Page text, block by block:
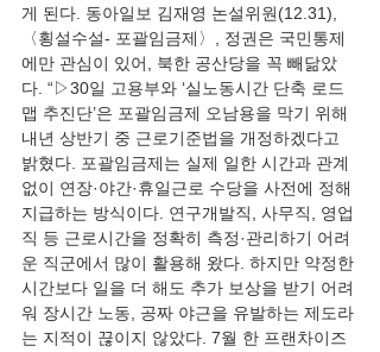
게 된다. 동아일보 김재영 논설위원(12.31),
〈횡설수설- 포괄임금제〉, 정권은 국민통제
에만 관심이 있어, 북한 공산당을 꼭 빼닮았
다. “▷30일 고용부와 ‘실노동시간 단축 로드
맵 추진단’은 포괄임금제 오남용을 막기 위해
내년 상반기 중 근로기준법을 개정하겠다고
밝혔다. 포괄임금제는 실제 일한 시간과 관계
없이 연장·야간·휴일근로 수당을 사전에 정해
지급하는 방식이다. 연구개발직, 사무직, 영업
직 등 근로시간을 정확히 측정·관리하기 어려
운 직군에서 많이 활용해 왔다. 하지만 약정한
시간보다 일을 더 해도 추가 보상을 받기 어려
워 장시간 노동, 공짜 야근을 유발하는 제도라
는 지적이 끊이지 않았다. 7월 한 프랜차이즈